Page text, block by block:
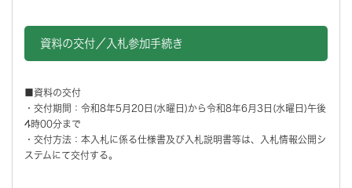
資料の交付／入札参加手続き
■資料の交付
・交付期間：令和8年5月20日(水曜日)から令和8年6月3日(水曜日)午後
4時00分まで
・交付方法：本入札に係る仕様書及び入札説明書等は、入札情報公開シ
ステムにて交付する。